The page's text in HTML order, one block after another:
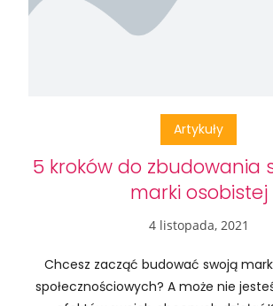
Artykuły
5 kroków do zbudowania
marki osobistej
4 listopada, 2021
Chcesz zacząć budować swoją
społecznościowych? A może nie